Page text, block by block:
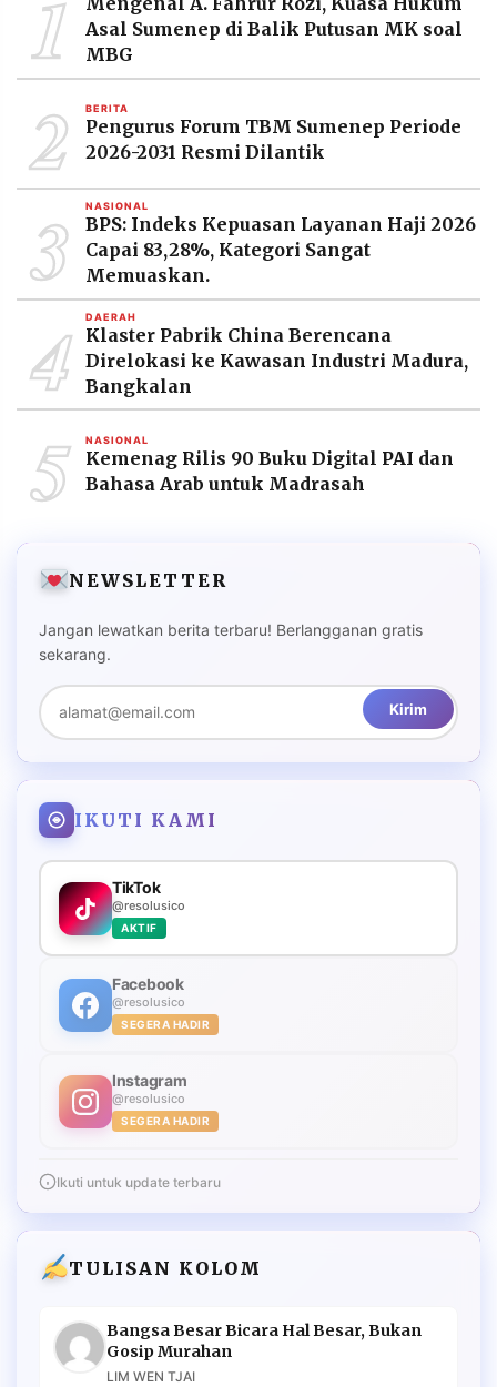
RESOLUSI
MEDIA
PRAMUDITA
1
Asal Sumenep di Balik Putusan MK soal
MBG
2 BERITA
Pengurus Forum TBM Sumenep Periode
2026-2031 Resmi Dilantik
3 NASIONAL
BPS: Indeks Kepuasan Layanan Haji 2026
Capai 83,28%, Kategori Sangat
Memuaskan.
4 DAERAH
Klaster Pabrik China Berencana
Direlokasi ke Kawasan Industri Madura,
Bangkalan
5 NASIONAL
Kemenag Rilis 90 Buku Digital PAI dan
Bahasa Arab untuk Madrasah
NEWSLETTER
Jangan lewatkan berita terbaru! Berlangganan gratis
sekarang.
Kirim
IKUTI KAMI
TikTok
@resolusico
AKTIF
Facebook
@resolusico
SEGERA HADIR
Instagram
@resolusico
SEGERA HADIR
Ikuti untuk update terbaru
TULISAN KOLOM
Bangsa Besar Bicara Hal Besar, Bukan
Gosip Murahan
LIM WEN TJAI